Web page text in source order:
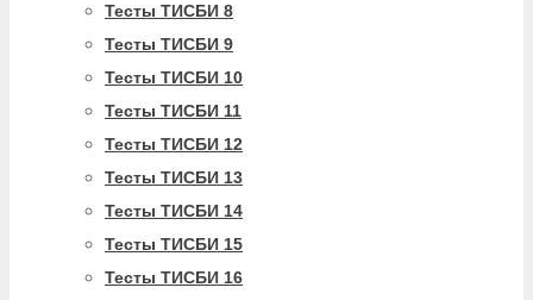
Тесты ТИСБИ 8
Тесты ТИСБИ 9
Тесты ТИСБИ 10
Тесты ТИСБИ 11
Тесты ТИСБИ 12
Тесты ТИСБИ 13
Тесты ТИСБИ 14
Тесты ТИСБИ 15
Тесты ТИСБИ 16